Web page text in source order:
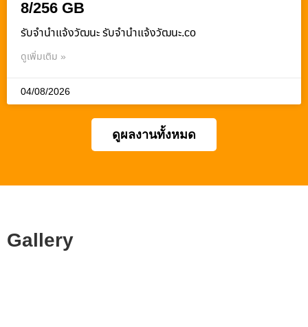
8/256 GB
รับจํานําแจ้งวัฒนะ รับจํานําแจ้งวัฒนะ.co
ดูเพิ่มเติม »
04/08/2026
ดูผลงานทั้งหมด
Gallery